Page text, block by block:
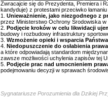
Zwracajcie się do Prezydenta, Premiera i
kandyduje) z protestami przeciwko
1. Unieważnienie, jako niezgodnego z
przez Ministerstwo Ochrony Środowiska
2. Podjęcie kroków w celu likwidacji
budowy i rozbudowy infrastruktury
3. Wzmożenie opieki i wsparcia Państwa
4. Niedopuszczenie do osłabienia
a które odpowiadają standardom
zawsze możliwości uchylenia zapisów tej
5. Podjęcie prac nad umocnieniem
podejmowaniu decyzji w sprawach
Sygnatariusze Porozumienia dla Dzikiej